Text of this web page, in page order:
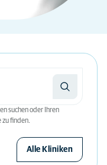
suchen oder Ihren
zu finden.
Alle Kliniken